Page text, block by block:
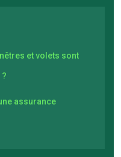
et volets sont
assurance